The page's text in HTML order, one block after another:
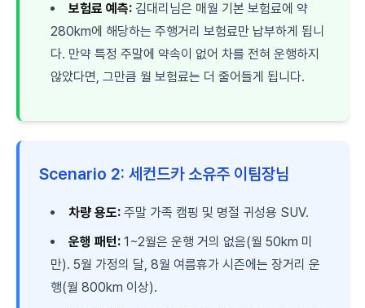
보험료 예측: 김대리님은 매월 기본 보험료에 약
280km에 해당하는 주행거리 보험료만 납부하게 됩니
다. 만약 특정 주말에 약속이 없어 차를 전혀 운행하지
않았다면, 그만큼 월 보험료는 더 줄어들게 됩니다.
Scenario 2: 세컨드카 소유주 이팀장님
차량 용도: 주말 가족 캠핑 및 명절 귀성용 SUV.
운행 패턴: 1~2월은 운행 거의 없음(월 50km 미
만). 5월 가정의 달, 8월 여름휴가 시즌에는 장거리 운
행(월 800km 이상).